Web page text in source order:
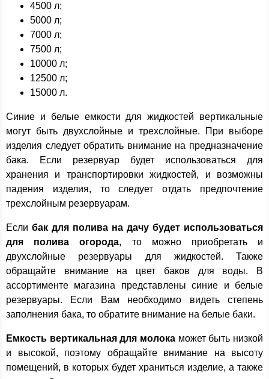
4500 л;
5000 л;
7000 л;
7500 л;
10000 л;
12500 л;
15000 л.
Синие и белые емкости для жидкостей вертикальные
могут быть двухслойные и трехслойные. При выборе
изделия следует обратить внимание на предназначение
бака. Если резервуар будет использоваться для
хранения и транспортировки жидкостей, и возможны
падения изделия, то следует отдать предпочтение
трехслойным резервуарам.
Если бак для полива на дачу будет использоваться
для полива огорода, то можно приобретать и
двухслойные резервуары для жидкостей. Также
обращайте внимание на цвет баков для воды. В
ассортименте магазина представлены синие и белые
резервуары. Если Вам необходимо видеть степень
заполнения бака, то обратите внимание на белые баки.
Емкость вертикальная для молока может быть низкой
и высокой, поэтому обращайте внимание на высоту
помещений, в которых будет храниться изделие, а также